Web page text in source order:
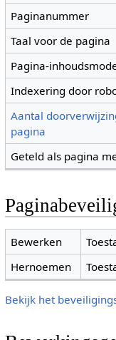
Paginanummer
Taal voor de pagina
Pagina-
Indexering door
Aantal
pagina
Geteld als pagina
Bewerken
Hernoemen
Bekijk het